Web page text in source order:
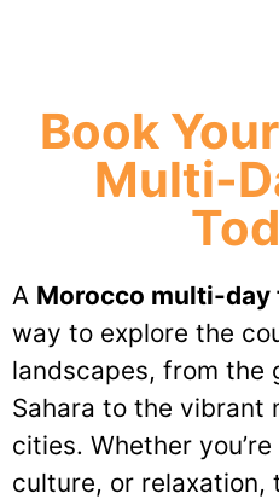
Book
Multi-
A Morocco multi-day
way to explore the
landscapes, from the
Sahara to the vibrant
cities. Whether
culture, or relaxation,